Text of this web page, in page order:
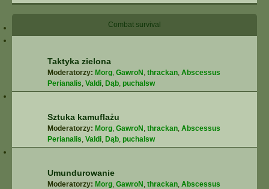
Combat survival
Taktyka zielona
Moderatorzy: Morg, GawroN , thrackan, Abscessus
Perianalis, Valdi, Dąb, puchalsw
Sztuka kamuflażu
Moderatorzy: Morg, GawroN , thrackan, Abscessus
Perianalis, Valdi, Dąb, puchalsw
Umundurowanie
Moderatorzy: Morg, GawroN , thrackan, Abscessus